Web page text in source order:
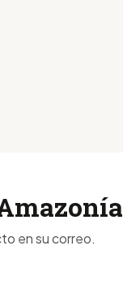
en su correo.